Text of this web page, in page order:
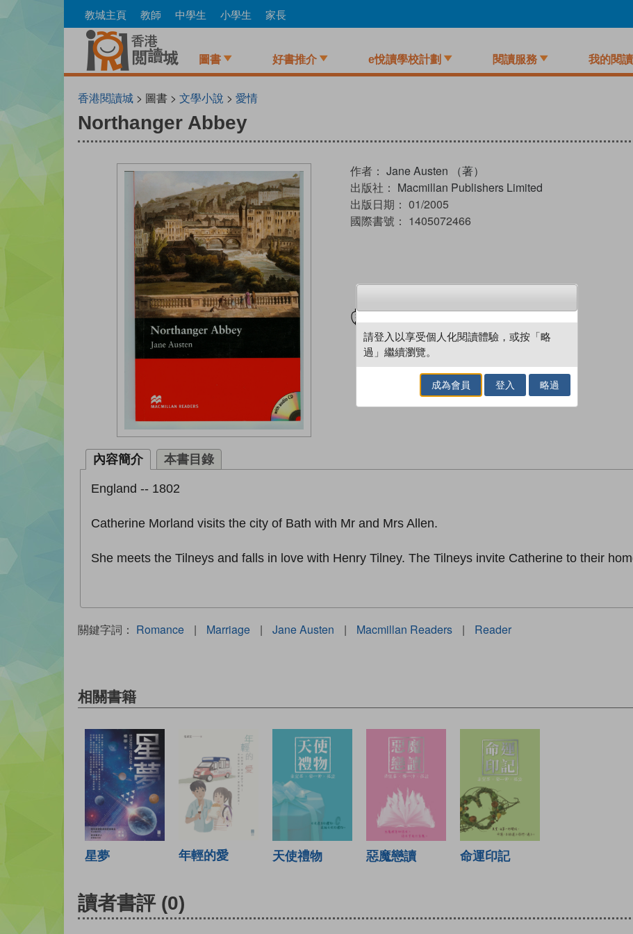
to
教城主頁 教師 中學生 小學生 家長
圖書 好書推介 e悅讀學校計劃 閱讀服務 我的閱
香港閱讀城> 圖書 > 文學小說 > 愛情
Northanger Abbey
作者： Jane Austen （著）
出版社： Macmillan Publishers Limited
出版日期： 01/2005
國際書號： 1405072466
內容簡介 本書目錄
England -- 1802
Catherine Morland visits the city of Bath with Mr and Mrs Allen.
She meets the Tilneys and falls in love with Henry Tilney. The Tilneys invite Catherine to their
關鍵字詞： Romance | Marriage | Jane Austen | Macmillan Readers | Reader
相關書籍
星夢 年輕的愛 天使禮物 惡魔戀讀 命運印記
讀者書評 (0)
請登入以享受個人化閱讀體驗，或按「略
過」繼續瀏覽。
成為會員 登入 略過